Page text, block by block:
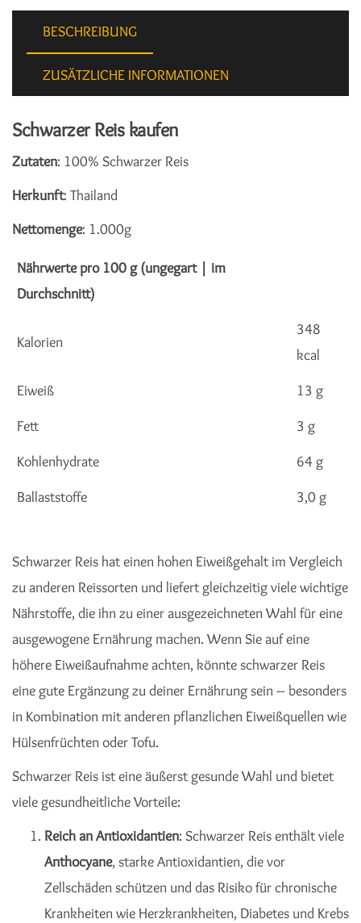
BESCHREIBUNG
ZUSÄTZLICHE INFORMATIONEN
Schwarzer Reis kaufen
Zutaten: 100% Schwarzer Reis
Herkunft: Thailand
Nettomenge: 1.000g
Nährwerte pro 100 g (ungegart | im
Durchschnitt)
Kalorien
348
kcal
Eiweiß
13 g
Fett
3 g
Kohlenhydrate
64 g
Ballaststoffe
3,0 g
Schwarzer Reis hat einen hohen Eiweißgehalt im Vergleich
zu anderen Reissorten und liefert gleichzeitig viele wichtige
Nährstoffe, die ihn zu einer ausgezeichneten Wahl für eine
ausgewogene Ernährung machen. Wenn Sie auf eine
höhere Eiweißaufnahme achten, könnte schwarzer Reis
eine gute Ergänzung zu deiner Ernährung sein – besonders
in Kombination mit anderen pflanzlichen Eiweißquellen wie
Hülsenfrüchten oder Tofu.
Schwarzer Reis ist eine äußerst gesunde Wahl und bietet
viele gesundheitliche Vorteile:
Reich an Antioxidantien: Schwarzer Reis enthält viele
Anthocyane, starke Antioxidantien, die vor
Zellschäden schützen und das Risiko für chronische
Krankheiten wie Herzkrankheiten, Diabetes und Krebs